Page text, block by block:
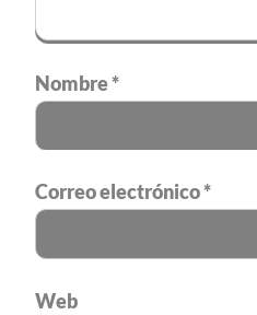
Nombre*
Correo electrónico*
Web